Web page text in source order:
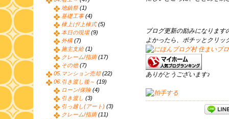
ブログ更新の励みになります
よかったら、ポチッとクリッ
ありがとうございます♪
地鎮祭 (1)
基礎工事(4)
棟上げ/上棟式(5)
本日の現場(9)
外構(7)
施主支給(1)
クレーム/指摘(17)
その他 (7)
05.マンション売却(22)
06.引き渡し後～ (19)
ローン/保険(4)
引き渡し (3)
引っ越し(アート) (3)
クレーム/指摘(11)